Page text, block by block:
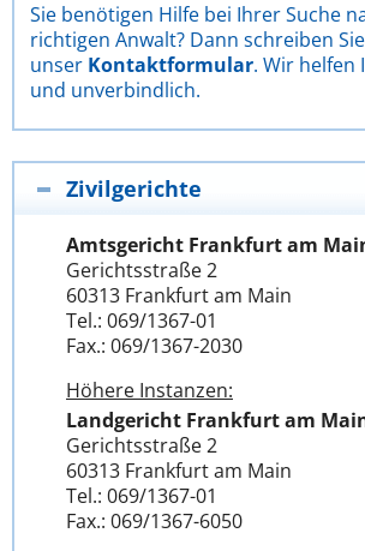
Sie benötigen Hilfe bei Ihrer Suche
richtigen Anwalt? Dann schreiben
unser Kontaktformular. Wir helfen
und unverbindlich.
Zivilgerichte
Amtsgericht Frankfurt am
Gerichtsstraße 2
60313 Frankfurt am Main
Tel.: 069/1367-01
Fax.: 069/1367-2030
Höhere Instanzen:
Landgericht Frankfurt am
Gerichtsstraße 2
60313 Frankfurt am Main
Tel.: 069/1367-01
Fax.: 069/1367-6050